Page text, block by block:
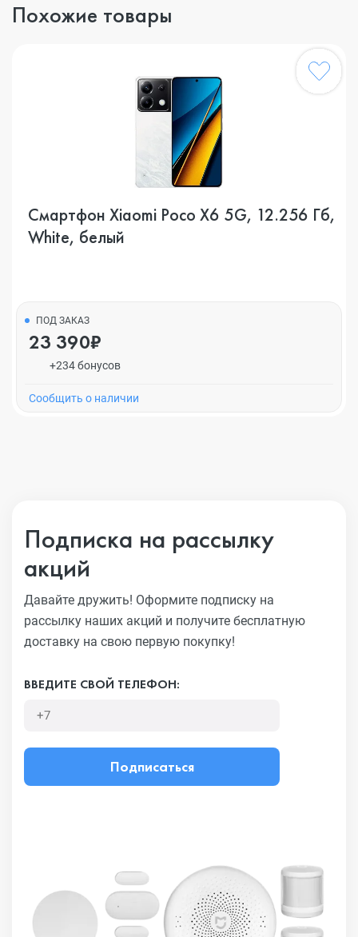
Похожие товары
Смартфон Xiaomi Poco X6 5G, 12.256 Гб,
White, белый
ПОД ЗАКАЗ
23 390₽
+234 бонусов
Cообщить о наличии
Подписка на рассылку
акций
Давайте дружить! Оформите подписку на
рассылку наших акций и получите бесплатную
доставку на свою первую покупку!
ВВЕДИТЕ СВОЙ ТЕЛЕФОН:
Подписаться